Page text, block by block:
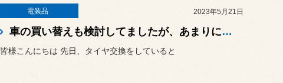
電装品 2023年5月21日
車の買い替えも検討してましたが、あまりにも激変したのでやめました！スズキ エブリイバン（DA64V）に「エーモン 汎用LEDランプ」の取り付け！
皆様こんにちは 先日、タイヤ交換をしていると